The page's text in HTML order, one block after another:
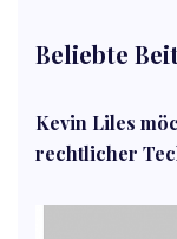
Beliebte
Kevin Liles
rechtlicher